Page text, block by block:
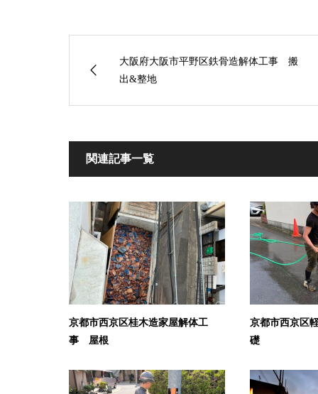
大阪府大阪市平野区鉄骨造解体工事 搬
出&整地
関連記事一覧
京都市西京区桂木造家屋解体工
事 屋根
京都市西京区
礎